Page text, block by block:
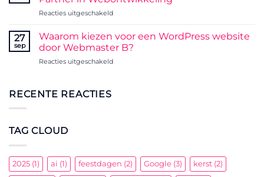
voor
webmaster
een
gelukkig
jaar
gewenst!
Reacties uitgeschakeldvoor
de
Kracht
van
Webmaster
27
sep
Waarom kiezen voor een WordPress website
door Webmaster B?
Reacties uitgeschakeldvoor
RECENTE REACTIES
TAG CLOUD
2025 (1) ai (1) feestdagen (2) Google (3) kerst (2)